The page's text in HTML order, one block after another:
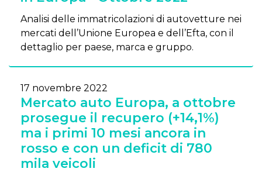
Analisi delle immatricolazioni di autovetture nei
mercati dell’Unione Europea e dell’Efta, con il
dettaglio per paese, marca e gruppo.
17 novembre 2022
Mercato auto Europa, a ottobre
prosegue il recupero (+14,1%)
ma i primi 10 mesi ancora in
rosso e con un deficit di 780
mila veicoli